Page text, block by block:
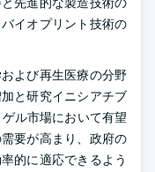
イオプリント技術の
よび再生医療の分野
と研究イニシアチブ
ル市場において有望
要が高まり、政府の
的に適応できるよう